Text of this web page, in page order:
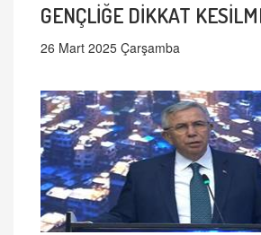
GENÇLİĞE DİKKAT
26 Mart 2025 Çarşamba